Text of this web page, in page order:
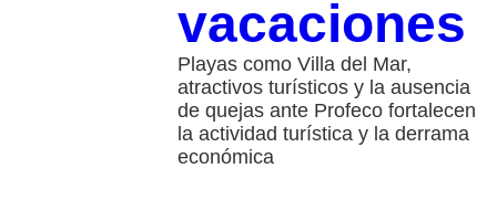
vacaciones
Playas como Villa del Mar,
atractivos turísticos y la ausencia
de quejas ante Profeco fortalecen
la actividad turística y la derrama
económica